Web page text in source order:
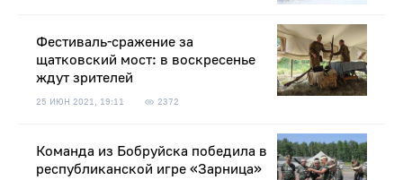
Фестиваль-сражение за
щатковский мост: в воскресенье
ждут зрителей
25 ИЮН 2021, 19:11 2372
Команда из Бобруйска победила в
республиканской игре «Зарница»